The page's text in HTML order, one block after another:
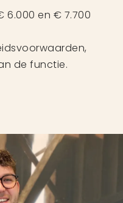
6.000 en € 7.700
de functie.